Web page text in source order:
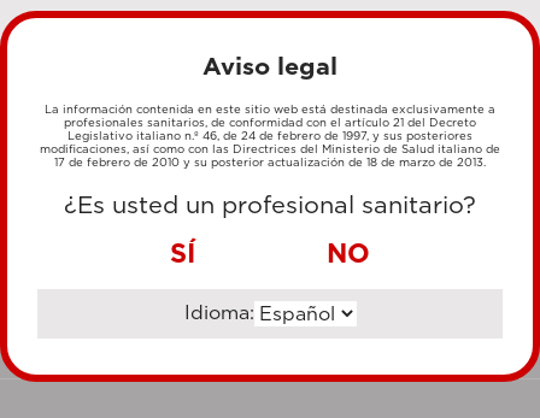
MÉTODOS DE PAGO
TRANSFERENCIA BANCARIA
Aviso legal
La información contenida en este sitio web está destinada exclusivamente a
profesionales sanitarios, de conformidad con el artículo 21 del Decreto
Legislativo italiano n.º 46, de 24 de febrero de 1997, y sus posteriores
modificaciones, así como con las Directrices del Ministerio de Salud italiano de
17 de febrero de 2010 y su posterior actualización de 18 de marzo de 2013.
¿Es usted un profesional sanitario?
SÍ NO
Idioma: